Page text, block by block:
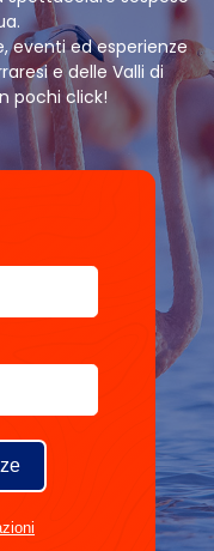
eventi ed esperienze
e delle Valli di
pochi click!